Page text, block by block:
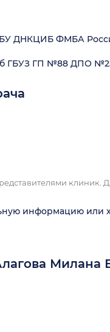
ДНКЦИБ ФМБА
ГБУЗ ГП №88 ДПО
клиник.
информацию или
Милана